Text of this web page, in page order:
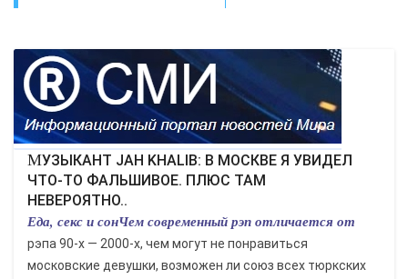
КУЛЬТУРА
СПОРТ
ВОЕННЫЕ ДЕЙСТВИЯ
ПРОИСШЕСТВИЯ
МУЗЫКАНТ JAH KHALIB: В МОСКВЕ Я УВИДЕЛ
ЧТО-ТО ФАЛЬШИВОЕ. ПЛЮС ТАМ
НЕВЕРОЯТНО..
Еда, секс и сонЧем современный рэп отличается от
рэпа 90-х — 2000-х, чем могут не понравиться
московские девушки, возможен ли союз всех тюркских